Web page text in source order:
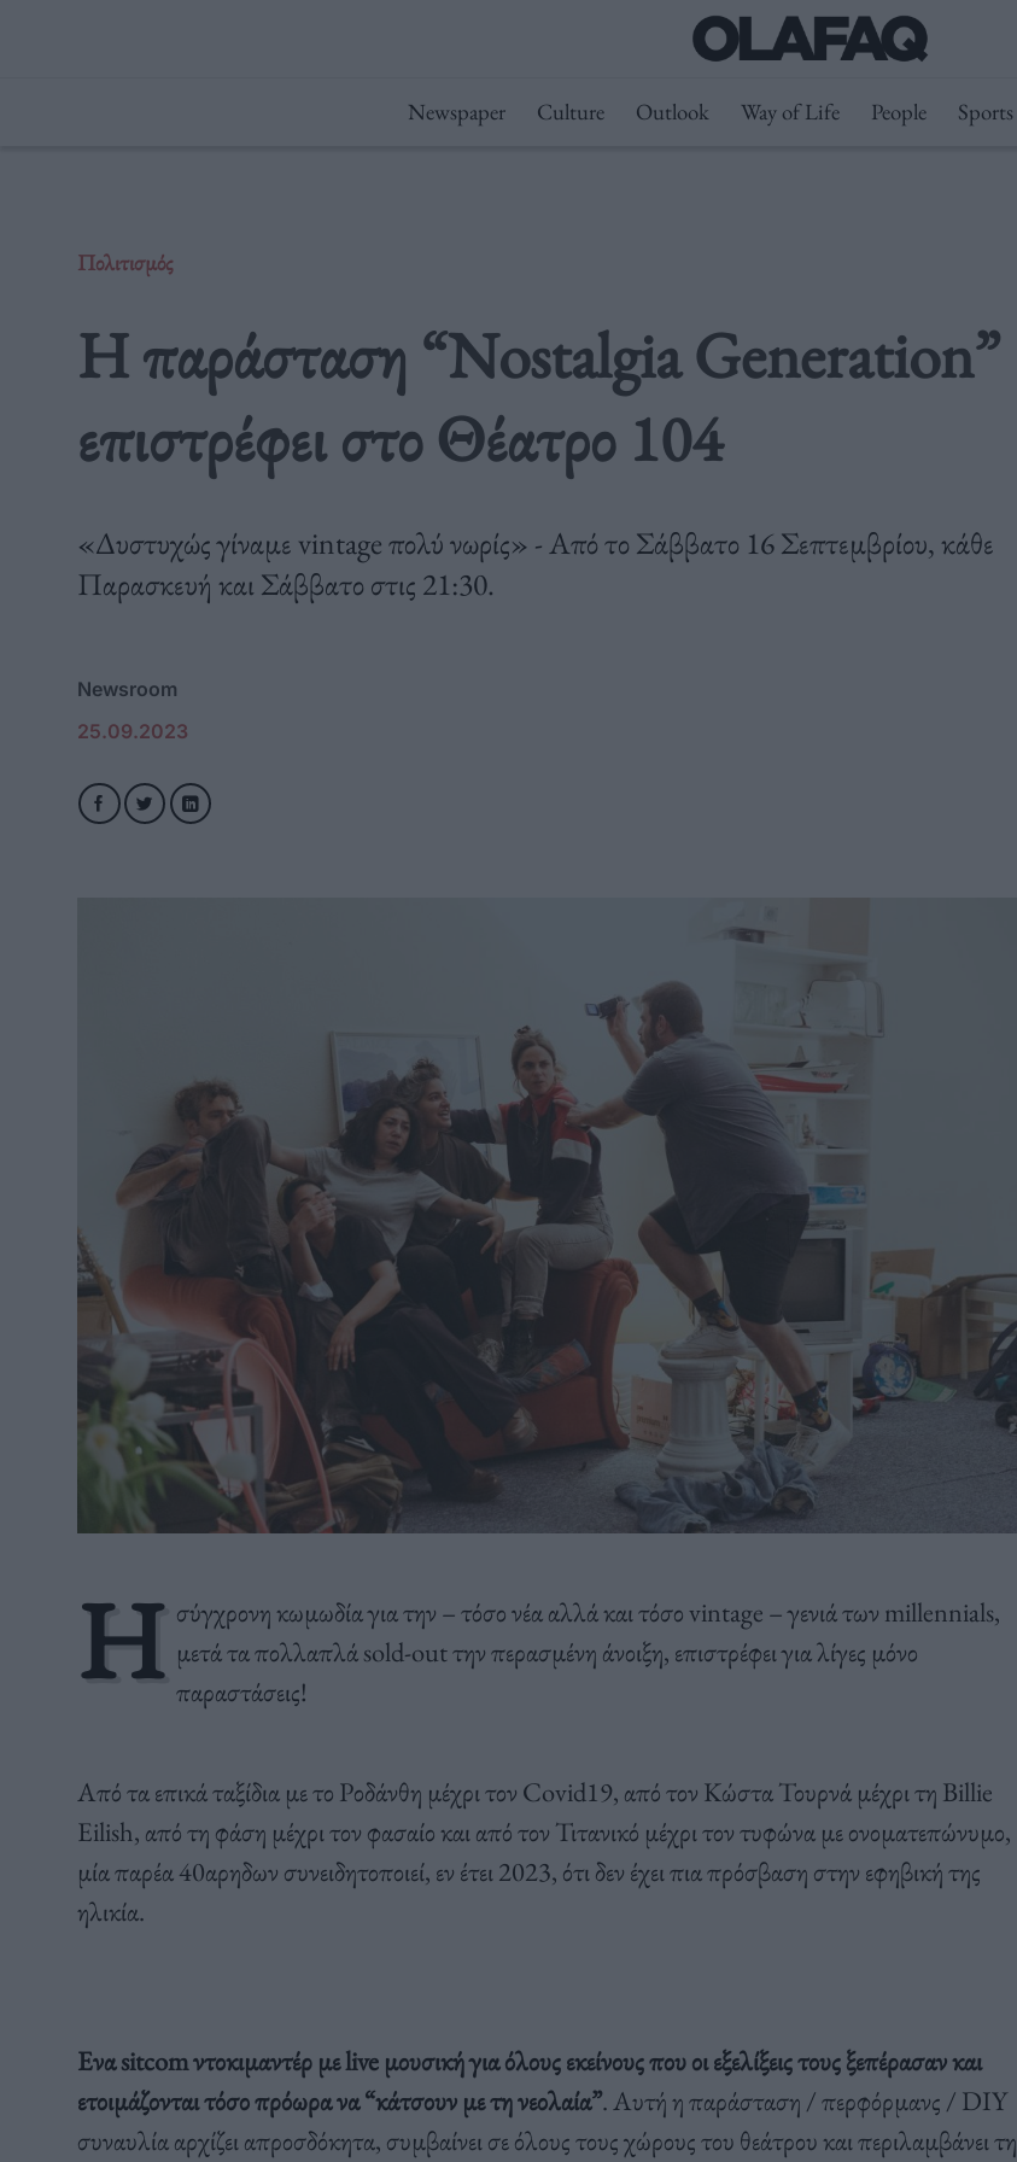
Newspaper Culture Outlook Way of Life People Sports
Πολιτισμός
H παράσταση “Nostalgia Generation”
επιστρέφει στο Θέατρο 104
«Δυστυχώς γίναμε vintage πολύ νωρίς» - Από το Σάββατο 16 Σεπτεμβρίου, κάθε
Παρασκευή και Σάββατο στις 21:30.
Newsroom
25.09.2023
Η σύγχρονη κωμωδία για την – τόσο νέα αλλά και τόσο vintage – γενιά των millennials,
μετά τα πολλαπλά sold-out την περασμένη άνοιξη, επιστρέφει για λίγες μόνο
παραστάσεις!
Από τα επικά ταξίδια με το Ροδάνθη μέχρι τον Covid19, από τον Κώστα Τουρνά μέχρι τη Billie
Eilish, από τη φάση μέχρι τον φασαίο και από τον Τιτανικό μέχρι τον τυφώνα με ονοματεπώνυμο,
μία παρέα 40αρηδων συνειδητοποιεί, εν έτει 2023, ότι δεν έχει πια πρόσβαση στην εφηβική της
ηλικία.
Ενα sitcom ντοκιμαντέρ με live μουσική για όλους εκείνους που οι εξελίξεις τους ξεπέρασαν και
ετοιμάζονται τόσο πρόωρα να “κάτσουν με τη νεολαία”. Αυτή η παράσταση / περφόρμανς / DIY
συναυλία αρχίζει απροσδόκητα, συμβαίνει σε όλους τους χώρους του θεάτρου και περιλαμβάνει τη